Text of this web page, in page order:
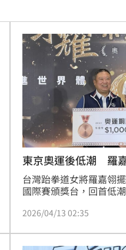
東京奧運後低潮 羅
台灣跆拳道女將羅嘉翎
國際賽頒獎台，回首低
期望再拚名古屋亞運。
2026/04/13 02:35